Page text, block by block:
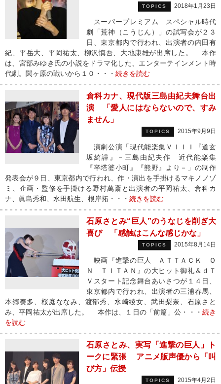
TOPICS 2018年1月23日
スーパープレミアム スペシャル時代
劇「荒神（こうじん）」の試写会が２３
日、東京都内で行われ、出演者の内田有
紀、平岳大、平岡祐太、柳沢慎吾、大地康雄が出席した。 本作
は、宮部みゆき氏の小説をドラマ化した、エンターテインメント時
代劇。関ヶ原の戦いから１０・・・ 続きを読む
倉科カナ、現代版三島由紀夫舞台出
演 「愛人にはならないので、すみ
ません」
TOPICS 2015年9月9日
演劇公演「現代能楽集ＶＩＩＩ『道玄
坂綺譚』－三島由紀夫作 近代能楽集
『卒塔婆小町』『熊野』より－」の制作
発表会が９日、東京都内で行われ、作・演出を手掛けるマキノノゾ
ミ、企画・監修を手掛ける野村萬斎と出演者の平岡祐太、倉科カ
ナ、眞島秀和、水田航生、根岸拓・・・ 続きを読む
石原さとみ“巨人”のうなじを削ぎ大
喜び 「感触はこんな感じかな」
TOPICS 2015年8月14日
映画『進撃の巨人 ＡＴＴＡＣＫ Ｏ
Ｎ ＴＩＴＡＮ』の大ヒット御礼＆ｄＴ
Ｖスタート記念舞台あいさつが１４日、
東京都内で行われ、出演者の三浦春馬、
本郷奏多、桜庭ななみ、渡部秀、水崎綾女、武田梨奈、石原さと
み、平岡祐太が出席した。 本作は、１日の「前篇」公・・・ 続き
を読む
石原さとみ、実写「進撃の巨人」ト
ークに緊張 アニメ版声優から「叫
び方」伝授
TOPICS 2015年4月2日